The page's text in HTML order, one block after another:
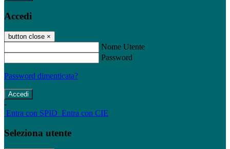
Accedi
button close ×
Nome Utente
Password
Password dimenticata?
-
Entra con SPID Entra con CIE
Seleziona utente